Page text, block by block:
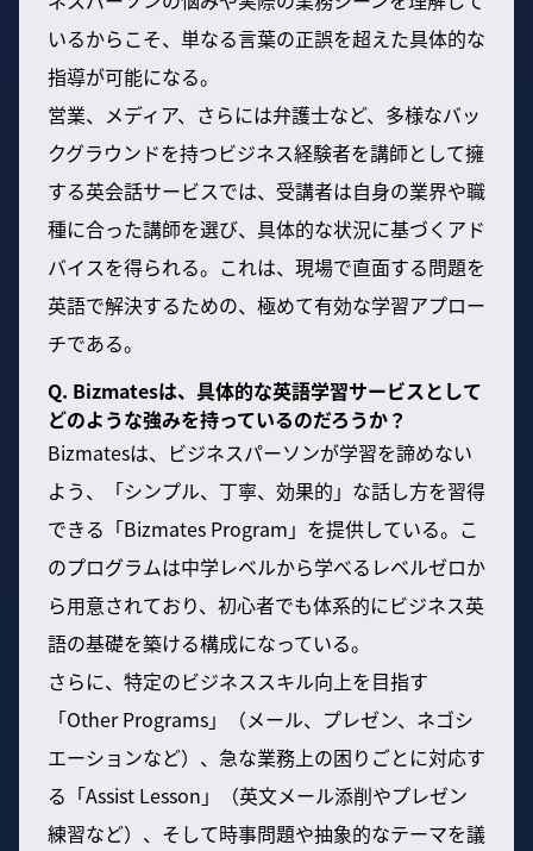
いるからこそ、単なる言葉の正誤を超えた具体的な
指導が可能になる。
営業、メディア、さらには弁護士など、多様なバッ
クグラウンドを持つビジネス経験者を講師として擁
する英会話サービスでは、受講者は自身の業界や職
種に合った講師を選び、具体的な状況に基づくアド
バイスを得られる。これは、現場で直面する問題を
英語で解決するための、極めて有効な学習アプロー
チである。
Q. Bizmatesは、具体的な英語学習サービスとして
どのような強みを持っているのだろうか？
Bizmatesは、ビジネスパーソンが学習を諦めない
よう、「シンプル、丁寧、効果的」な話し方を習得
できる「Bizmates Program」を提供している。こ
のプログラムは中学レベルから学べるレベルゼロか
ら用意されており、初心者でも体系的にビジネス英
語の基礎を築ける構成になっている。
さらに、特定のビジネススキル向上を目指す
「Other Programs」（メール、プレゼン、ネゴシ
エーションなど）、急な業務上の困りごとに対応す
る「Assist Lesson」（英文メール添削やプレゼン
練習など）、そして時事問題や抽象的なテーマを議